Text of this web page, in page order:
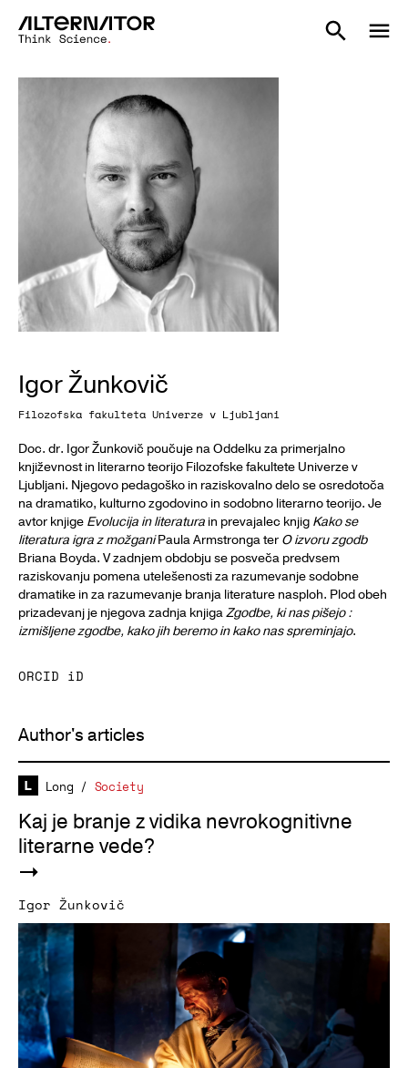
Igor Žunkovič
Filozofska fakulteta Univerze v Ljubljani
Doc. dr. Igor Žunkovič poučuje na Oddelku za primerjalno
književnost in literarno teorijo Filozofske fakultete Univerze v
Ljubljani. Njegovo pedagoško in raziskovalno delo se osredotoča
na dramatiko, kulturno zgodovino in sodobno literarno teorijo. Je
avtor knjige Evolucija in literatura in prevajalec knjig Kako se
literatura igra z možganiPaula Armstronga ter O izvoru zgodb
Briana Boyda. V zadnjem obdobju se posveča predvsem
raziskovanju pomena utelešenosti za razumevanje sodobne
dramatike in za razumevanje branja literature nasploh. Plod obeh
prizadevanj je njegova zadnja knjigaZgodbe, ki nas pišejo :
izmišljene zgodbe, kako jih beremo in kako nas spreminjajo.
ORCID iD
Author's articles
Long / Society
Kaj je branje z vidika nevrokognitivne
literarne vede?
Igor Žunkovič